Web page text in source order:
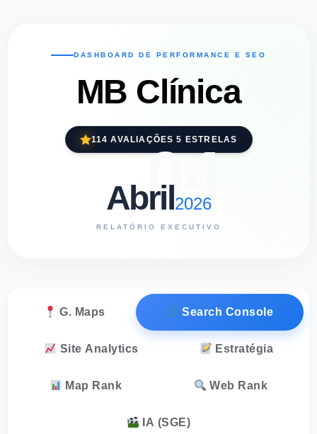
DASHBOARD DE PERFORMANCE E SEO
MB Clínica
114 AVALIAÇÕES 5 ESTRELAS
04
Abril 2026
RELATÓRIO EXECUTIVO
G. Maps Search Console
Site Analytics Estratégia
Map Rank Web Rank
IA (SGE)